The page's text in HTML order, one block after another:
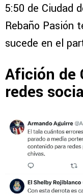
5:50 de Ciudad
Rebaño Pasión
sucede en el
Afición de
redes